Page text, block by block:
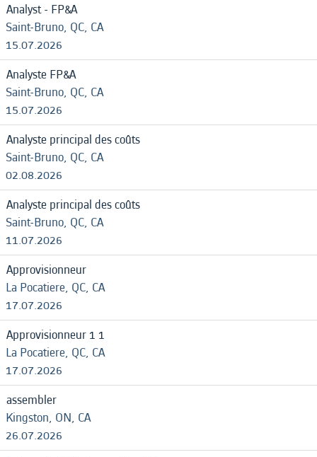
Analyst - FP&A
Saint-Bruno, QC, CA
15.07.2026
Analyste FP&A
Saint-Bruno, QC, CA
15.07.2026
Analyste principal des coûts
Saint-Bruno, QC, CA
02.08.2026
Analyste principal des coûts
Saint-Bruno, QC, CA
11.07.2026
Approvisionneur
La Pocatiere, QC, CA
17.07.2026
Approvisionneur 1 1
La Pocatiere, QC, CA
17.07.2026
assembler
Kingston, ON, CA
26.07.2026